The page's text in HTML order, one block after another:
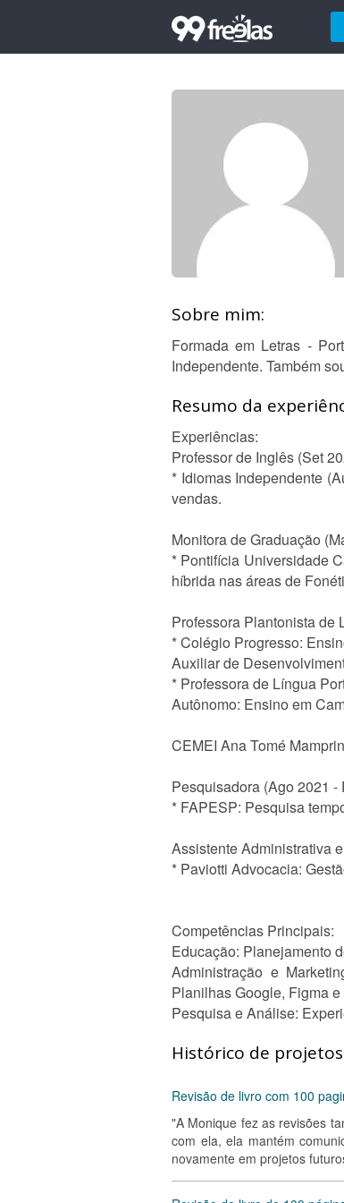
Sobre mim:
Formada em Letras -
Independente. Também
Resumo da
Experiências:
Professor de Inglês (Set
* Idiomas Independente
vendas.
Monitora de Graduação
* Pontifícia Universidade
híbrida nas áreas de
Professora Plantonista de
* Colégio Progresso:
Auxiliar de
* Professora de Língua
Autônomo: Ensino em
CEMEI Ana Tomé
Pesquisadora (Ago 2021 -
* FAPESP: Pesquisa
Assistente Administrativa
* Paviotti Advocacia:
Competências Principais:
Educação: Planejamento
Administração e
Planilhas Google, Figma
Pesquisa e Análise:
Histórico de projetos
Revisão de livro com 100
"A Monique fez as revisões
com ela, ela mantém
novamente em projetos